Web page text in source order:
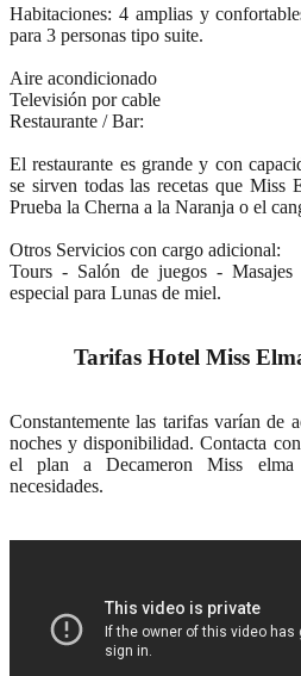
Habitaciones: 4 amplias y
para 3 personas tipo suite.
Aire acondicionado
Televisión por cable
Restaurante / Bar:
El restaurante es grande y con
se sirven todas las recetas que Miss
Prueba la Cherna a la Naranja o el
Otros Servicios con cargo adicional:
Tours - Salón de juegos -
especial para Lunas de miel.
Tarifas Hotel Miss
Constantemente las tarifas varían de
noches y disponibilidad. Contacta
el plan a Decameron Miss elma
necesidades.